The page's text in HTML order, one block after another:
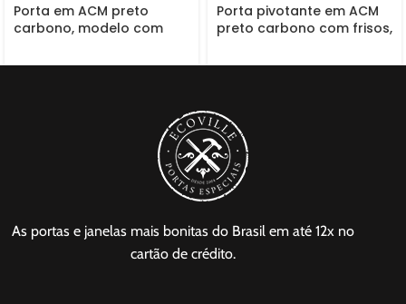
Porta em ACM preto
carbono, modelo com
dupla vedação porta e
Porta pivotante em ACM
preto carbono com frisos,
As portas e janelas mais bonitas do Brasil em até 12x no
cartão de crédito.